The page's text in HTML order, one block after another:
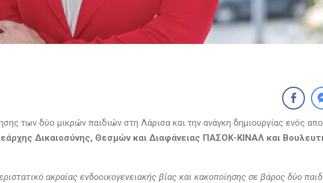
των δύο μικρών παιδιών στη Λάρισα και την ανάγκη δημιουργίας ενός
Δικαιοσύνης, Θεσμών και Διαφάνειας ΠΑΣΟΚ-ΚΙΝΑΛ και
ακραίας ενδοοικογενειακής βίας και κακοποίησης σε βάρος δύο